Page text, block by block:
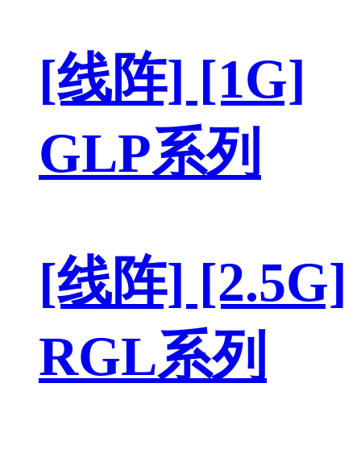
[线阵] [1G]
GLP系列
[线阵] [2.5G]
RGL系列